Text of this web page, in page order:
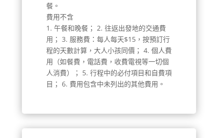
餐。
費用不含
1. 午餐和晚餐； 2. 往返出發地的交通費
用； 3. 服務費：每人每天$15，按預訂行
程的天數計算，大人小孩同價； 4. 個人費
用（如餐費，電話費，收費電視等一切個
人消費）； 5. 行程中的必付項目和自費項
目； 6. 費用包含中未列出的其他費用。